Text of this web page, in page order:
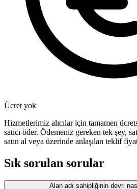
Ücret yok
Hizmetlerimiz alıcılar için tamamen
satıcı öder. Ödemeniz gereken tek şey,
satın al veya üzerinde anlaşılan teklif
Sık sorulan sorular
Alan adı sahipliğinin devri